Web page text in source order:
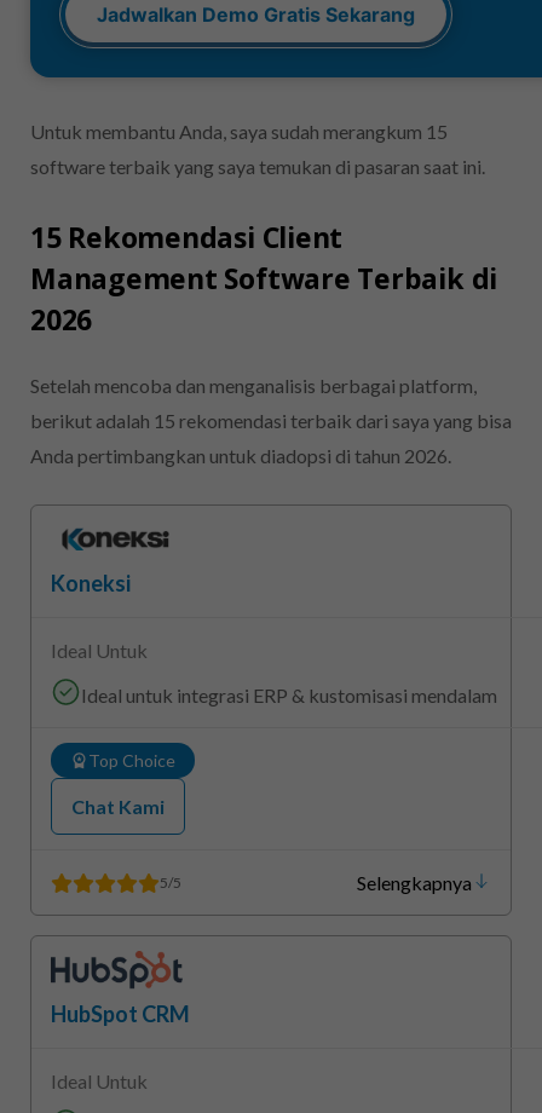
Jadwalkan Demo Gratis Sekarang
Untuk membantu Anda, saya sudah merangkum 15
software terbaik yang saya temukan di pasaran saat ini.
15 Rekomendasi Client
Management Software Terbaik di
2026
Setelah mencoba dan menganalisis berbagai platform,
berikut adalah 15 rekomendasi terbaik dari saya yang bisa
Anda pertimbangkan untuk diadopsi di tahun 2026.
Koneksi
Ideal Untuk
Ideal untuk integrasi ERP & kustomisasi mendalam
Top Choice
Chat Kami
5/5 Selengkapnya
HubSpot CRM
Ideal Untuk